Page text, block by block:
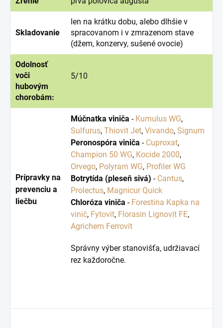
Skladovanie
len na krátku dobu, alebo dlhšie v
spracovanom i v zmrazenom stave
(džem, konzervy, sušené ovocie)
Odolnosť
voči
hubovým
chorobám:
5/10
Prípravky na
prevenciu a
liečbu
Múčnatka viniča - Kumulus WG,
Sulfurus, Thiovit Jet, Vivando, Signum
Peronospóra viniča - Cuproxat,
Champion 50 WG, Kocide 2000,
Orvego, Polyram WG, Profiler WG
Botrytída (pleseň sivá) - Cantus,
Prolectus, Magnicur Quick
Chloróza viniča - Forestina Kapka na
vinič, Fytovit, Florasin Lignovit FE,
Agrichem Ferrovit
Správny výber stanovišťa, udržiavací
rez každoročne.